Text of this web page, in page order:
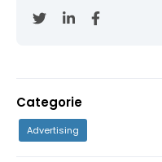
Categorie
Advertising